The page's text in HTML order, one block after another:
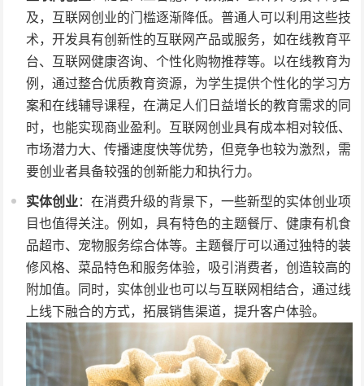
及，互联网创业的门槛逐渐降低。普通人可以利用这些技
术，开发具有创新性的互联网产品或服务，如在线教育平
台、互联网健康咨询、个性化购物推荐等。以在线教育为
例，通过整合优质教育资源，为学生提供个性化的学习方
案和在线辅导课程，在满足人们日益增长的教育需求的同
时，也能实现商业盈利。互联网创业具有成本相对较低、
市场潜力大、传播速度快等优势，但竞争也较为激烈，需
要创业者具备较强的创新能力和执行力。
实体创业：在消费升级的背景下，一些新型的实体创业项
目也值得关注。例如，具有特色的主题餐厅、健康有机食
品超市、宠物服务综合体等。主题餐厅可以通过独特的装
修风格、菜品特色和服务体验，吸引消费者，创造较高的
附加值。同时，实体创业也可以与互联网相结合，通过线
上线下融合的方式，拓展销售渠道，提升客户体验。